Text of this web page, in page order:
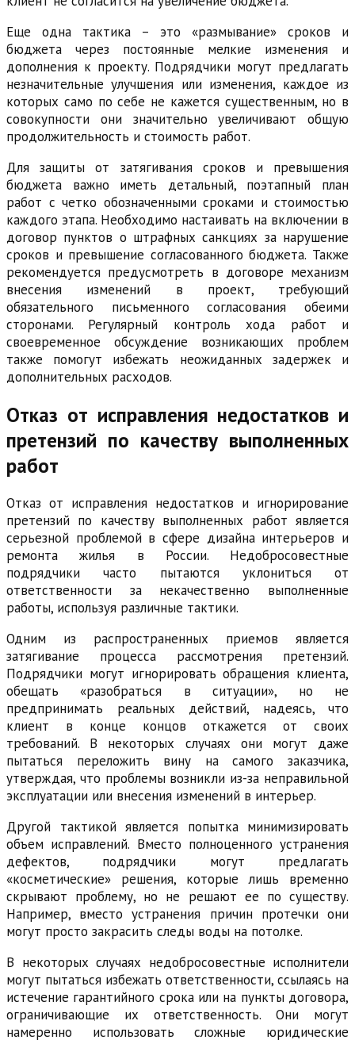
Еще одна тактика – это «размывание» сроков и
бюджета через постоянные мелкие изменения и
дополнения к проекту. Подрядчики могут предлагать
незначительные улучшения или изменения, каждое из
которых само по себе не кажется существенным, но в
совокупности они значительно увеличивают общую
продолжительность и стоимость работ.
Для защиты от затягивания сроков и превышения
бюджета важно иметь детальный, поэтапный план
работ с четко обозначенными сроками и стоимостью
каждого этапа. Необходимо настаивать на включении в
договор пунктов о штрафных санкциях за нарушение
сроков и превышение согласованного бюджета. Также
рекомендуется предусмотреть в договоре механизм
внесения изменений в проект, требующий
обязательного письменного согласования обеими
сторонами. Регулярный контроль хода работ и
своевременное обсуждение возникающих проблем
также помогут избежать неожиданных задержек и
дополнительных расходов.
Отказ от исправления недостатков и
претензий по качеству выполненных
работ
Отказ от исправления недостатков и игнорирование
претензий по качеству выполненных работ является
серьезной проблемой в сфере дизайна интерьеров и
ремонта жилья в России. Недобросовестные
подрядчики часто пытаются уклониться от
ответственности за некачественно выполненные
работы, используя различные тактики.
Одним из распространенных приемов является
затягивание процесса рассмотрения претензий.
Подрядчики могут игнорировать обращения клиента,
обещать «разобраться в ситуации», но не
предпринимать реальных действий, надеясь, что
клиент в конце концов откажется от своих
требований. В некоторых случаях они могут даже
пытаться переложить вину на самого заказчика,
утверждая, что проблемы возникли из-за неправильной
эксплуатации или внесения изменений в интерьер.
Другой тактикой является попытка минимизировать
объем исправлений. Вместо полноценного устранения
дефектов, подрядчики могут предлагать
«косметические» решения, которые лишь временно
скрывают проблему, но не решают ее по существу.
Например, вместо устранения причин протечки они
могут просто закрасить следы воды на потолке.
В некоторых случаях недобросовестные исполнители
могут пытаться избежать ответственности, ссылаясь на
истечение гарантийного срока или на пункты договора,
ограничивающие их ответственность. Они могут
намеренно использовать сложные юридические